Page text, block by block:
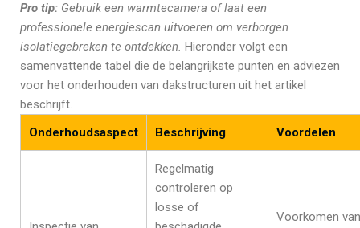
Pro tip: Gebruik een warmtecamera of laat een
professionele energiescan uitvoeren om verborgen
isolatiegebreken te ontdekken. Hieronder volgt een
samenvattende tabel die de belangrijkste punten en adviezen
voor het onderhouden van dakstructuren uit het artikel
beschrijft.
Onderhoudsaspect
Beschrijving Voordelen
Regelmatig
controleren op
losse of
Voorkomen van